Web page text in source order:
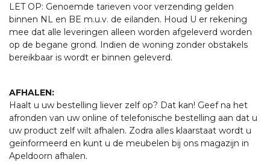
LET OP: Genoemde tarieven voor verzending gelden
binnen NL en BE m.u.v. de eilanden. Houd U er rekening
mee dat alle leveringen alleen worden afgeleverd worden
op de begane grond. Indien de woning zonder obstakels
bereikbaar is wordt er binnen geleverd.
AFHALEN:
Haalt u uw bestelling liever zelf op? Dat kan! Geef na het
afronden van uw online of telefonische bestelling aan dat u
uw product zelf wilt afhalen. Zodra alles klaarstaat wordt u
geïnformeerd en kunt u de meubelen bij ons magazijn in
Apeldoorn afhalen.